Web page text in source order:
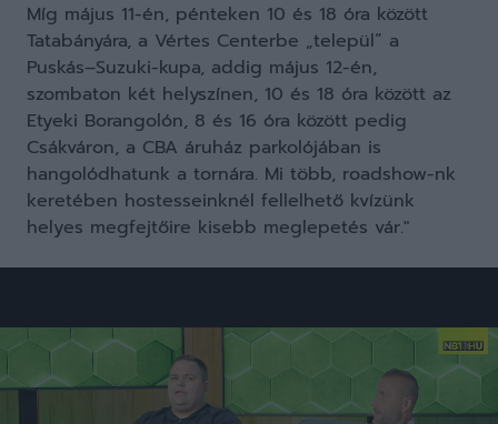
Míg május 11-én, pénteken 10 és 18 óra között
Tatabányára, a Vértes Centerbe „települ” a
Puskás–Suzuki-kupa, addig május 12-én,
szombaton két helyszínen, 10 és 18 óra között az
Etyeki Borangolón, 8 és 16 óra között pedig
Csákváron, a CBA áruház parkolójában is
hangolódhatunk a tornára. Mi több, roadshow-nk
keretében hostesseinknél fellelhető kvízünk
helyes megfejtőire kisebb meglepetés vár."